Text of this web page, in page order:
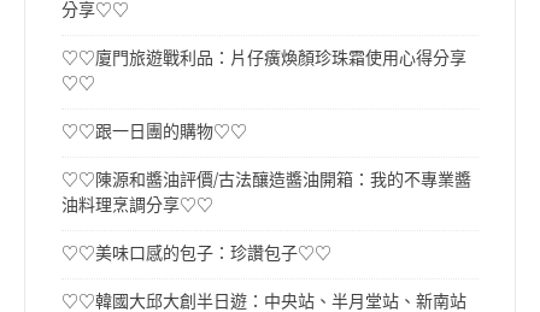
分享♡♡
♡♡廈門旅遊戰利品：片仔癀煥顏珍珠霜使用心得分享
♡♡
♡♡跟一日團的購物♡♡
♡♡陳源和醬油評價/古法釀造醬油開箱：我的不專業醬
油料理烹調分享♡♡
♡♡美味口感的包子：珍讚包子♡♡
♡♡韓國大邱大創半日遊：中央站、半月堂站、新南站